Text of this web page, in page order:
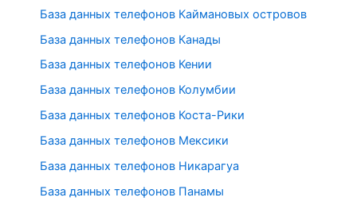
База данных телефонов Каймановых островов
База данных телефонов Канады
База данных телефонов Кении
База данных телефонов Колумбии
База данных телефонов Коста-Рики
База данных телефонов Мексики
База данных телефонов Никарагуа
База данных телефонов Панамы